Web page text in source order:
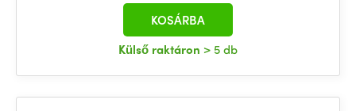
Külső raktáron > 5 db
KOSÁRBA